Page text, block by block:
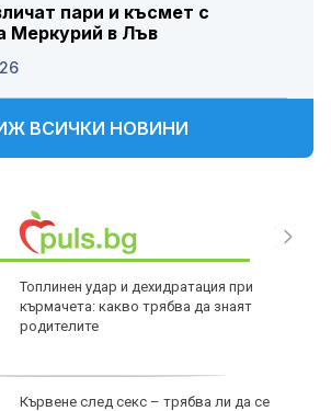
пари и късмет с
Меркурий в Лъв
ВСИЧКИ НОВИНИ
Топлинен удар и дехидратация при
кърмачета: какво трябва да знаят
родителите
Кървене след секс – трябва ли да се